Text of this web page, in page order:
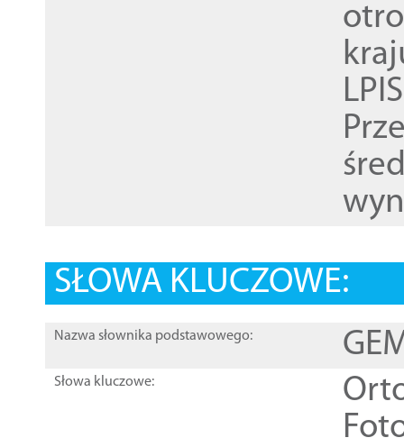
SŁOWA KLUCZOWE:
Nazwa słownika podstawowego:
Słowa kluczowe: